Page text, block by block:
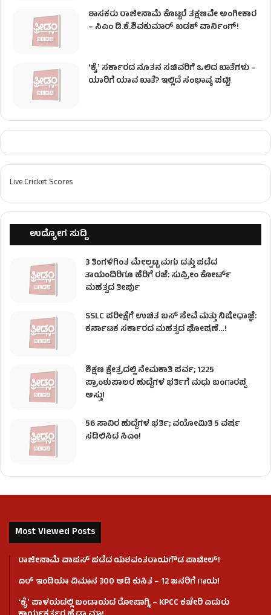
ಶಾಸಕರು ರಾಜೀನಾಮೆ ಕೊಟ್ಟರೆ ತಕ್ಷಣವೇ ಅಂಗೀಕಾರ
– ಸಿಎಂ ಡಿ.ಕೆ.ಶಿವಕುಮಾರ್ ಖಡಕ್ ವಾರ್ನಿಂಗ್!
ʻಕೈʼ ಸರ್ಕಾರದ ನೂತನ ಸಚಿವರಿಗೆ ಒಲಿದ ಖಾತೆಗಳು –
ಯಾರಿಗೆ ಯಾವ ಖಾತೆ? ಇಲ್ಲಿದೆ ಸಂಭಾವ್ಯ ಪಟ್ಟಿ!
Live Cricket Scores
ಉದ್ಯೋಗ ಸುದ್ದಿ
3 ತಿಂಗಳಿಗಿಂತ ಮೇಲ್ಪಟ್ಟ ಮಗು ದತ್ತು ಪಡೆದ
ತಾಯಂದಿರಿಗೂ ಹೆರಿಗೆ ರಜೆ: ಸುಪ್ರೀಂ ಕೋರ್ಟ್
ಮಹತ್ವದ ತೀರ್ಪು
SSLC ಪರೀಕ್ಷೆಗೆ ಉಚಿತ ಬಸ್ ಸೇವೆ ಮತ್ತು ನಿಷೇಧಾಜ್ಞೆ:
ಕರ್ನಾಟಕ ಸರ್ಕಾರದ ಮಹತ್ವದ ಘೋಷಣೆ…!
ಶಿಕ್ಷಣ ಕ್ಷೇತ್ರದಲ್ಲಿ ನೇಮಕಾತಿ ಪರ್ವ; 1225
ಪ್ರಾಂಶುಪಾಲರ ಹುದ್ದೆಗಳ ಭರ್ತಿಗೆ ಮಧು ಬಂಗಾರಪ್ಪ
ಅಸ್ತು!
56 ಸಾವಿರ ಹುದ್ದೆಗಳ ಭರ್ತಿ; ವಯೋಮಿತಿ 5 ವರ್ಷ
ಸಡಿಲಿಸಿದ ಸಿಎಂ!
Most Viewed Posts
ರಾಜೀನಾಮೆ ವಾಪಸ್ ಪಡೆದ ಯಶವಂತರಾಯಗೌಡ ಪಾಟೀಲ್‌!
ಏರ್ ಇಂಡಿಯಾ ವಿಮಾನ 300 ಅಡಿ ಕುಸಿತ – 12 ಜನರಿಗೆ ಗಾಯ!
ʻಕೈʼ​ ಪಾಳಯದಲ್ಲಿ ಬಂಡಾಯದ ರೋಷಾಗ್ನಿ – KPCC ಕಚೇರಿ ಎದುರು